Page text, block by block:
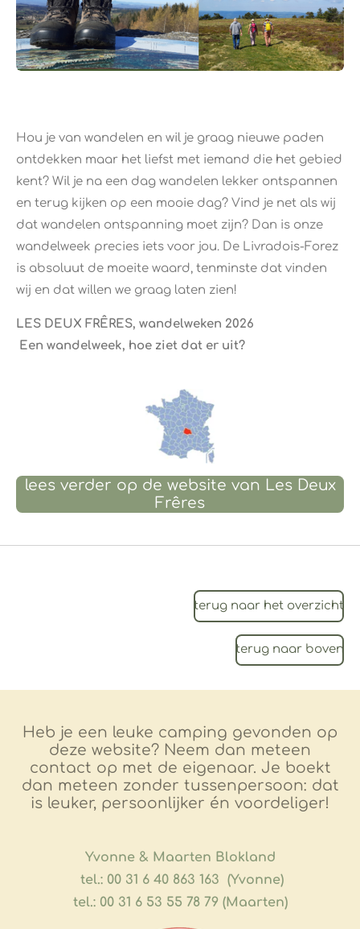
Hou je van wandelen en wil je graag nieuwe paden
ontdekken maar het liefst met iemand die het gebied
kent? Wil je na een dag wandelen lekker ontspannen
en terug kijken op een mooie dag? Vind je net als wij
dat wandelen ontspanning moet zijn? Dan is onze
wandelweek precies iets voor jou. De Livradois-Forez
is absoluut de moeite waard, tenminste dat vinden
wij en dat willen we graag laten zien!
LES DEUX FRÊRES, wandelweken 2026
Een wandelweek, hoe ziet dat er uit?
lees verder op de website van Les Deux
Frêres
terug naar het overzicht
terug naar boven
Heb je een leuke camping gevonden op
deze website? Neem dan meteen
contact op met de eigenaar. Je boekt
dan meteen zonder tussenpersoon: dat
is leuker, persoonlijker én voordeliger!
​Yvonne & Maarten Blokland
tel.: 00 31 6 40 863 163 (Yvonne)
tel.: 00 31 6 53 55 78 79 (Maarten)